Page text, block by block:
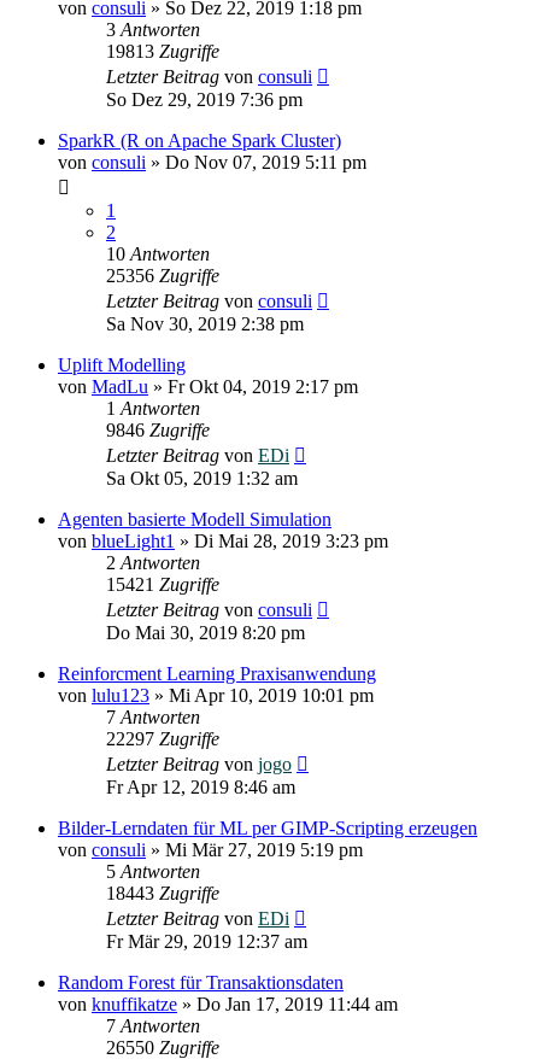
von consuli » So Dez 22, 2019 1:18 pm
3 Antworten
19813 Zugriffe
Letzter Beitrag von consuli
So Dez 29, 2019 7:36 pm
SparkR (R on Apache Spark Cluster)
von consuli » Do Nov 07, 2019 5:11 pm
1
2
10 Antworten
25356 Zugriffe
Letzter Beitrag von consuli
Sa Nov 30, 2019 2:38 pm
Uplift Modelling
von MadLu » Fr Okt 04, 2019 2:17 pm
1 Antworten
9846 Zugriffe
Letzter Beitrag von EDi
Sa Okt 05, 2019 1:32 am
Agenten basierte Modell Simulation
von blueLight1 » Di Mai 28, 2019 3:23 pm
2 Antworten
15421 Zugriffe
Letzter Beitrag von consuli
Do Mai 30, 2019 8:20 pm
Reinforcment Learning Praxisanwendung
von lulu123 » Mi Apr 10, 2019 10:01 pm
7 Antworten
22297 Zugriffe
Letzter Beitrag von jogo
Fr Apr 12, 2019 8:46 am
Bilder-Lerndaten für ML per GIMP-Scripting erzeugen
von consuli » Mi Mär 27, 2019 5:19 pm
5 Antworten
18443 Zugriffe
Letzter Beitrag von EDi
Fr Mär 29, 2019 12:37 am
Random Forest für Transaktionsdaten
von knuffikatze » Do Jan 17, 2019 11:44 am
7 Antworten
26550 Zugriffe